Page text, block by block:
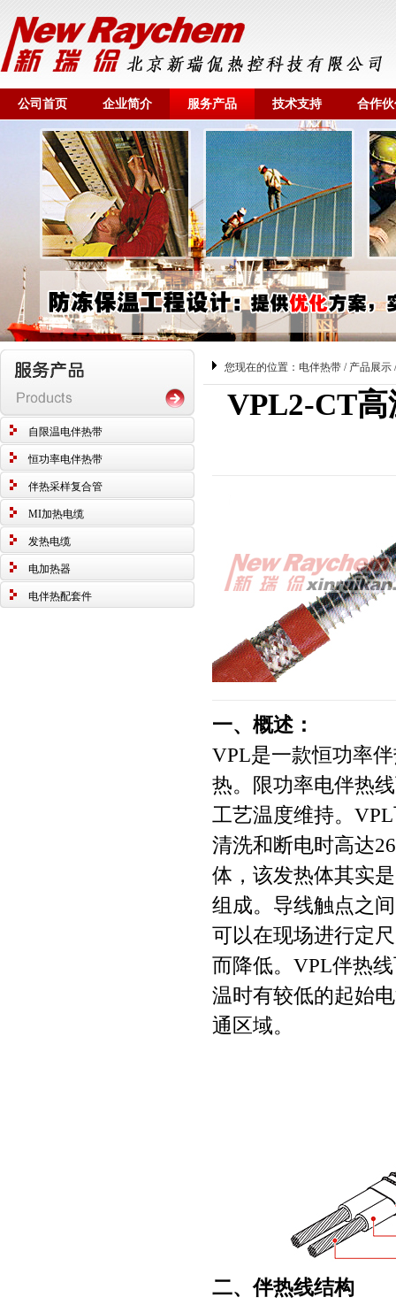
公司首页 企业简介 服务产品 技术支持 合作
自限温电伴热带
恒功率电伴热带
伴热采样复合管
MI加热电缆
发热电缆
电加热器
电伴热配套件
您现在的位置： 电伴热带 / 产品展示
VPL2-CT高
一、概述：
VPL是一款恒功率
热。限功率电伴热
工艺温度维持。
清洗和断电时高达
体，该发热体其实
组成。导线触点之
可以在现场进行定
而降低。VPL伴热
温时有较低的起始
通区域。
二、伴热线结构